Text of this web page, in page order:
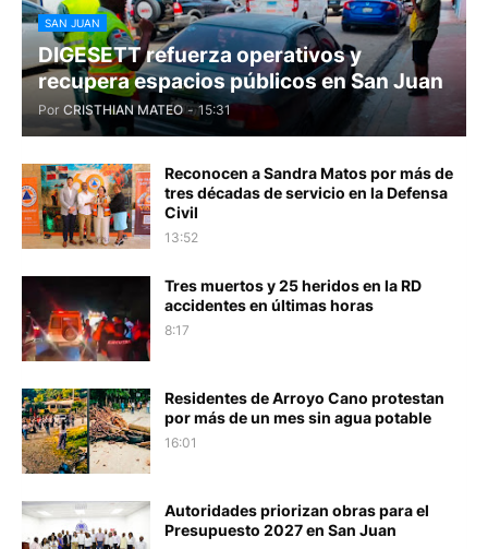
SAN JUAN
DIGESETT refuerza operativos y
recupera espacios públicos en San Juan
Por CRISTHIAN MATEO - 15:31
Reconocen a Sandra Matos por más de
tres décadas de servicio en la Defensa
Civil
13:52
Tres muertos y 25 heridos en la RD
accidentes en últimas horas
8:17
Residentes de Arroyo Cano protestan
por más de un mes sin agua potable
16:01
Autoridades priorizan obras para el
Presupuesto 2027 en San Juan